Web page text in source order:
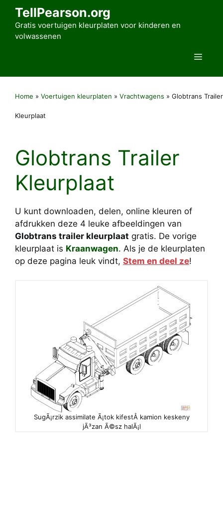
TellPearson.org
Gratis voertuigen kleurplaten voor kinderen en
volwassenen
Menu
Home » Voertuigen kleurplaten » Vrachtwagens » Globtrans Trailer
Kleurplaat
Globtrans Trailer
Kleurplaat
U kunt downloaden, delen, online kleuren of
afdrukken deze 4 leuke afbeeldingen van
Globtrans trailer kleurplaat gratis. De vorige
kleurplaat is Kraanwagen. Als je de kleurplaten
op deze pagina leuk vindt, Stem en deel ze!
SugÃ¡rzik assimilate Ã¡tok kifestÅ kamion keskeny
jÃ³zan Ã©sz halÃ¡l